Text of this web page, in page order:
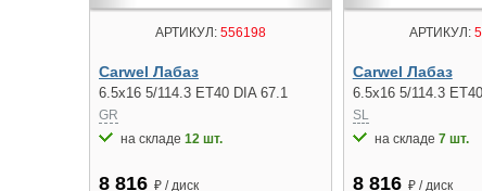
АРТИКУЛ:556198
Carwel Лабаз
6.5x16 5/114.3 ET40 DIA 67.1
GR
на складе 12 шт.
8 816 ₽ / диск
АРТИКУЛ:
Carwel Лабаз
6.5x16 5/114.3
SL
на складе 7 шт.
8 816 ₽ / диск